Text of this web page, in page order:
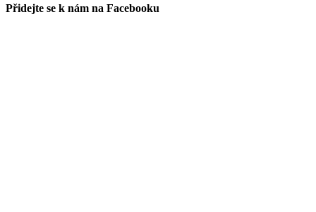
Přidejte se k nám na Facebooku